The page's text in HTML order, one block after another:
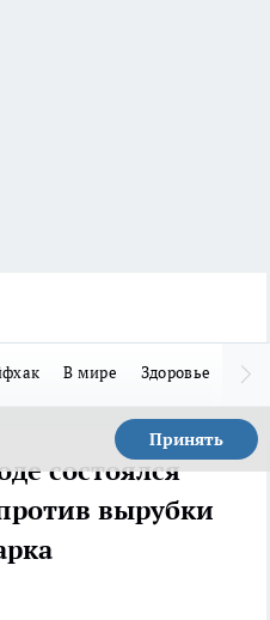
В мире Здоровье
Принять
состоялся
вырубки